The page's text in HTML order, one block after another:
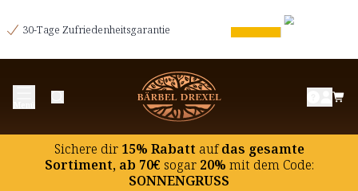
30-Tage Zufriedenheitsgarantie
Sichere dir15% Rabatt aufdas gesamte
Sortiment, ab 70€ sogar20% mit dem Code:
SONNENGRUSS